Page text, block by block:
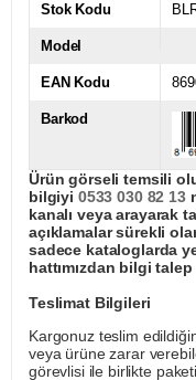
Stok Kodu
Model
EAN Kodu
Barkod
Ürün görseli temsili
bilgiyi 0533 030 82 13
kanalı veya arayarak
açıklamalar sürekli
sadece kataloglarda
hattımızdan bilgi
Teslimat Bilgileri
Kargonuz teslim
veya ürüne zarar
görevlisi ile birlikte